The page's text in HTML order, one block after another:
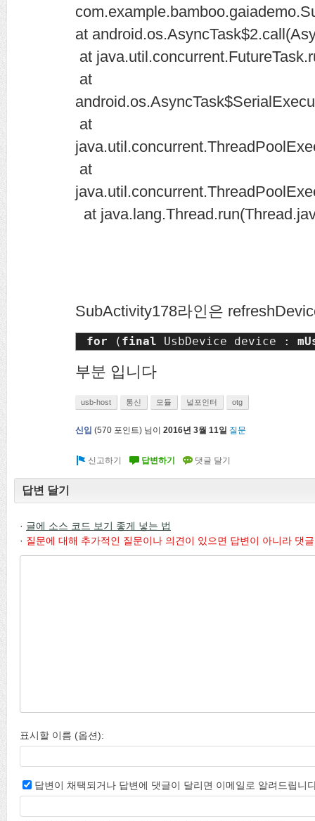
at
at
at
at
at
at
SubActivity178라인은
for ( final UsbDevice device :
부분 입니다
usb-host 통신 모듈 널포인터 otg
신입 (570 포인트) 님이 2016년 3월 11일 질문
답변 달기
· 글에 소스 코드 보기 좋게 넣는 법
· 질문에 대해 추가적인 질문이나 의견이 있으면 답변이 아니라 댓
표시할 이름 (옵션):
답변이 채택되거나 답변에 댓글이 달리면 이메일로 알려드립니